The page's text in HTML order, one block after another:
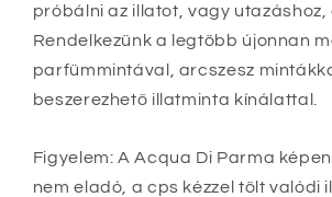
próbálni az illatot, vagy utazáshoz,
Rendelkezünk a legtöbb újonnan
parfümmintával, arcszesz
beszerezhető illatminta kínálattal.
Figyelem: A Acqua Di Parma
nem eladó, a cps kézzel tölt valódi